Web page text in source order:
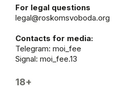
For legal questions
legal@roskomsvoboda.org
Contacts for media:
Telegram: moi_fee
Signal: moi_fee.13
18+